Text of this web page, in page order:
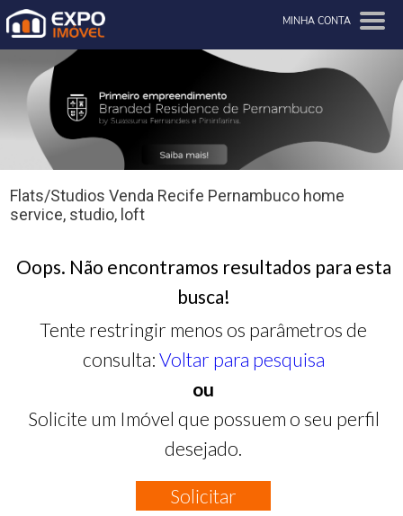
MINHA CONTA
Flats/Studios Venda Recife Pernambuco home
service, studio, loft
Oops. Não encontramos resultados para esta
busca!
Tente restringir menos os parâmetros de
consulta: Voltar para pesquisa
ou
Solicite um Imóvel que possuem o seu perfil
desejado.
Solicitar